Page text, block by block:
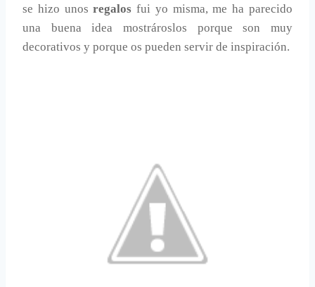
se hizo unosregalos fui yo misma, me ha parecido
una buena idea mostrároslos porque son muy
decorativos y porque os pueden servir de inspiración.